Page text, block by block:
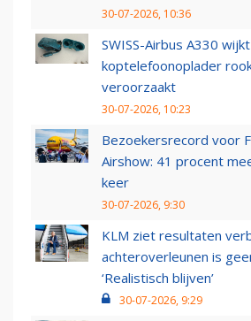
30-07-2026, 10:36
SWISS-Airbus A330
koptelefoonoplader
veroorzaakt
30-07-2026, 10:23
Bezoekersrecord voor
Airshow: 41 procent
keer
30-07-2026, 9:30
KLM ziet resultaten
achteroverleunen is
‘Realistisch blijven’
30-07-2026, 9:29